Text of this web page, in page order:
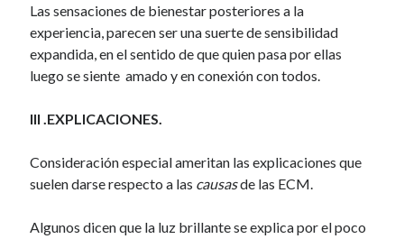
Las sensaciones de bienestar posteriores a la
experiencia, parecen ser una suerte de sensibilidad
expandida, en el sentido de que quien pasa por ellas
luego se siente amado y en conexión con todos.
III .EXPLICACIONES.
Consideración especial ameritan las explicaciones que
suelen darse respecto a las causasde las ECM.
Algunos dicen que la luz brillante se explica por el poco